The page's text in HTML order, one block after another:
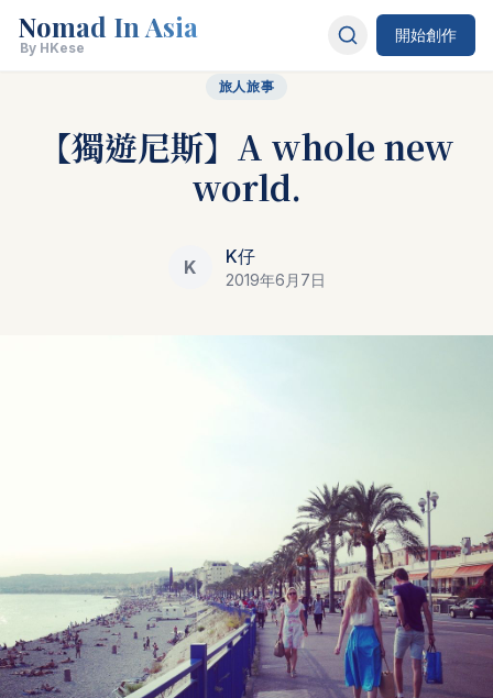
Nomad In Asia
By HKese
開始創作
旅人旅事
【獨遊尼斯】A whole new
world.
K K仔
2019年6月7日